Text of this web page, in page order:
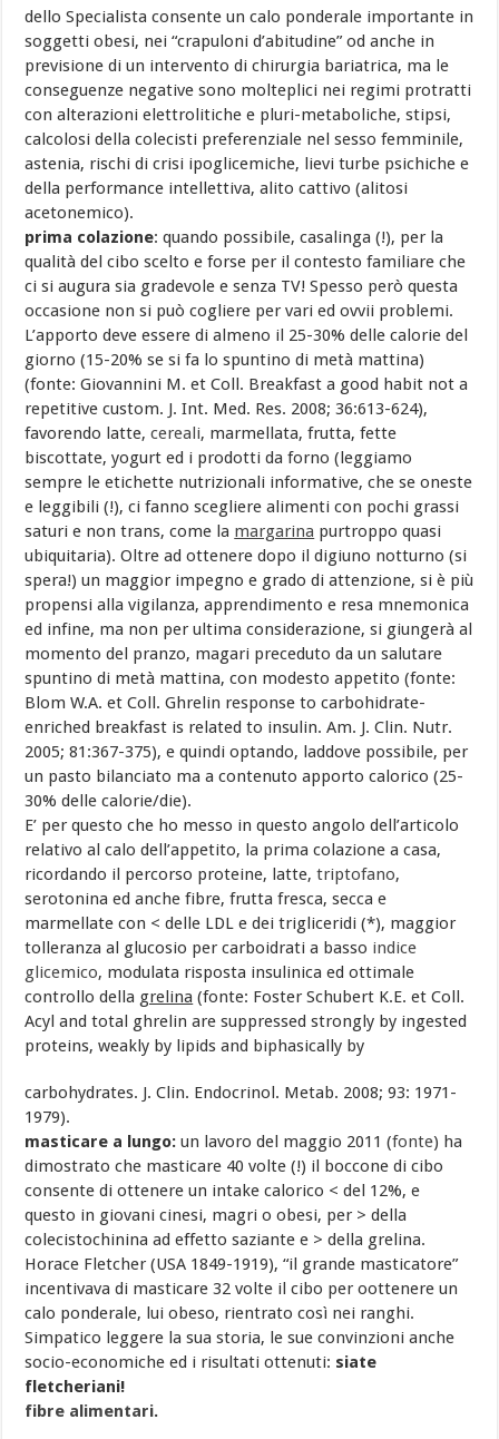
dello Specialista consente un calo ponderale importante in
soggetti obesi, nei “crapuloni d’abitudine” od anche in
previsione di un intervento di chirurgia bariatrica, ma le
conseguenze negative sono molteplici nei regimi protratti
con alterazioni elettrolitiche e pluri-metaboliche, stipsi,
calcolosi della colecisti preferenziale nel sesso femminile,
astenia, rischi di crisi ipoglicemiche, lievi turbe psichiche e
della performance intellettiva, alito cattivo (alitosi
acetonemico).
prima colazione: quando possibile, casalinga (!), per la
qualità del cibo scelto e forse per il contesto familiare che
ci si augura sia gradevole e senza TV! Spesso però questa
occasione non si può cogliere per vari ed ovvii problemi.
L’apporto deve essere di almeno il 25-30% delle calorie del
giorno (15-20% se si fa lo spuntino di metà mattina)
(fonte: Giovannini M. et Coll. Breakfast a good habit not a
repetitive custom. J. Int. Med. Res. 2008; 36:613-624),
favorendo latte,cereali, marmellata, frutta, fette
biscottate, yogurt ed i prodotti da forno (leggiamo
sempre le etichette nutrizionali informative, che se oneste
e leggibili (!), ci fanno scegliere alimenti con pochi grassi
saturi e non trans, come la margarina purtroppo quasi
ubiquitaria). Oltre ad ottenere dopo il digiuno notturno (si
spera!) un maggior impegno e grado di attenzione, si è più
propensi alla vigilanza, apprendimento e resa mnemonica
ed infine, ma non per ultima considerazione, si giungerà al
momento del pranzo, magari preceduto da un salutare
spuntino di metà mattina, con modesto appetito (fonte:
Blom W.A. et Coll. Ghrelin response to carbohidrate-
enriched breakfast is related to insulin. Am. J. Clin. Nutr.
2005; 81:367-375), e quindi optando, laddove possibile, per
un pasto bilanciato ma a contenuto apporto calorico (25-
30% delle calorie/die).
E’ per questo che ho messo in questo angolo dell’articolo
relativo al calo dell’appetito, la prima colazione a casa,
ricordando il percorso proteine, latte,triptofano,
serotonina ed anche fibre, frutta fresca, secca e
marmellate con < delle LDL e dei trigliceridi (*), maggior
tolleranza al glucosio per carboidrati a basso indice
glicemico, modulata risposta insulinica ed ottimale
controllo della grelina (fonte: Foster Schubert K.E. et Coll.
Acyl and total ghrelin are suppressed strongly by ingested
proteins, weakly by lipids and biphasically by
carbohydrates. J. Clin. Endocrinol. Metab. 2008; 93: 1971-
1979).
masticare a lungo:un lavoro del maggio 2011 (fonte) ha
dimostrato che masticare 40 volte (!) il boccone di cibo
consente di ottenere un intake calorico < del 12%, e
questo in giovani cinesi, magri o obesi, per > della
colecistochinina ad effetto saziante e > della grelina.
Horace Fletcher (USA 1849-1919), “il grande masticatore”
incentivava di masticare 32 volte il cibo per oottenere un
calo ponderale, lui obeso, rientrato così nei ranghi.
Simpatico leggere la sua storia, le sue convinzioni anche
socio-economiche ed i risultati ottenuti: siate
fletcheriani!
fibre alimentari.